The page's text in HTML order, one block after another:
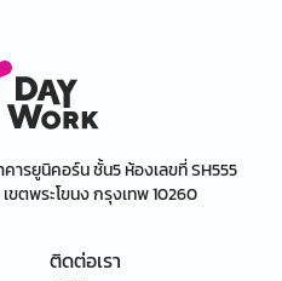
คารยูนิคอร์น ชั้น5 ห้องเลขที่ SH555
ตพระโขนง กรุงเทพ 10260
ติดต่อเรา